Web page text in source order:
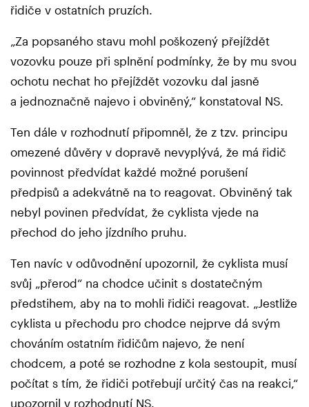
řidiče v ostatních pruzích.
„Za popsaného stavu mohl poškozený přejíždět
vozovku pouze při splnění podmínky, že by mu svou
ochotu nechat ho přejíždět vozovku dal jasně
a jednoznačně najevo i obviněný,“ konstatoval NS.
Ten dále v rozhodnutí připomněl, že z tzv. principu
omezené důvěry v dopravě nevyplývá, že má řidič
povinnost předvídat každé možné porušení
předpisů a adekvátně na to reagovat. Obviněný tak
nebyl povinen předvídat, že cyklista vjede na
přechod do jeho jízdního pruhu.
Ten navíc v odůvodnění upozornil, že cyklista musí
svůj „přerod“ na chodce učinit s dostatečným
předstihem, aby na to mohli řidiči reagovat. „Jestliže
cyklista u přechodu pro chodce nejprve dá svým
chováním ostatním řidičům najevo, že není
chodcem, a poté se rozhodne z kola sestoupit, musí
počítat s tím, že řidiči potřebují určitý čas na reakci,“
upozornil v rozhodnutí NS.